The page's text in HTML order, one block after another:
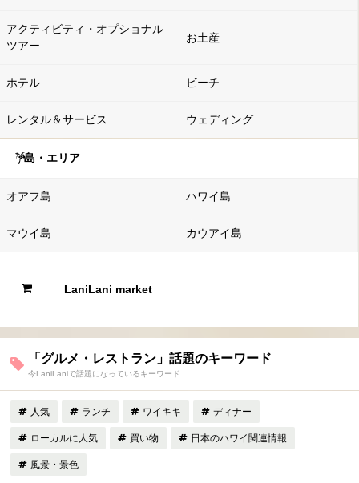
アクティビティ・オプショナル
ツアー
お土産
ホテル ビーチ
レンタル＆サービス ウェディング
島・エリア
オアフ島 ハワイ島
マウイ島 カウアイ島
LaniLani market
「グルメ・レストラン」話題のキーワード
今LaniLaniで話題になっているキーワード
人気 ランチ ワイキキ ディナー
ローカルに人気 買い物 日本のハワイ関連情報
風景・景色